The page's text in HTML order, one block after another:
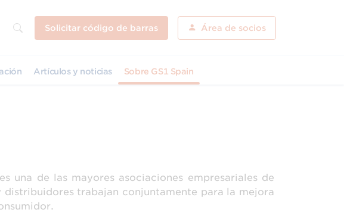
Solicitar código de barras Área de socios
Artículos y noticias Sobre GS1 Spain
una de las mayores asociaciones empresariales de
trabajan conjuntamente para la mejora